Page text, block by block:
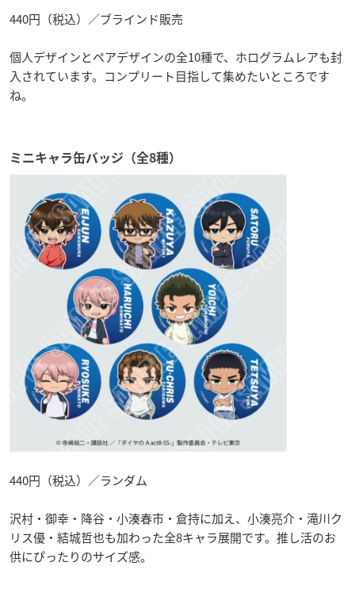
440円（税込）／ブラインド販売
個人デザインとペアデザインの全10種で、ホログラムレアも封
入されています。コンプリート目指して集めたいところです
ね。
ミニキャラ缶バッジ（全8種）
440円（税込）／ランダム
沢村・御幸・降谷・小湊春市・倉持に加え、小湊亮介・滝川ク
リス優・結城哲也も加わった全8キャラ展開です。推し活のお
供にぴったりのサイズ感。